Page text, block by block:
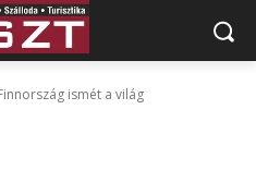
ismét a világ